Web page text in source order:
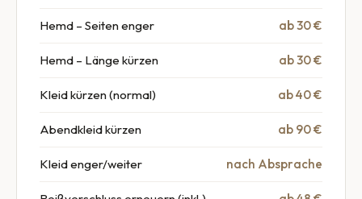
Hemd – Seiten enger ab 30 €
Hemd – Länge kürzen ab 30 €
Kleid kürzen (normal) ab 40 €
Abendkleid kürzen ab 90 €
Kleid enger/weiter nach Absprache